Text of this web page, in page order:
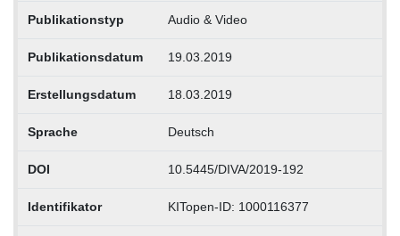
Publikationstyp Audio & Video
Publikationsdatum 19.03.2019
Erstellungsdatum 18.03.2019
Sprache Deutsch
DOI 10.5445/DIVA/2019-192
Identifikator KITopen-ID: 1000116377